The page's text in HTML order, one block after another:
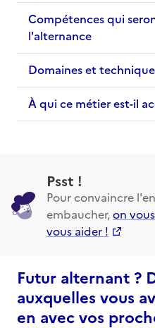
Compétences qui
l'alternance
Domaines et
À qui ce métier est-il
Psst !
Pour convaincre
embaucher,on
vous aider !
Futur alternant ?
auxquelles vous
en avec vos